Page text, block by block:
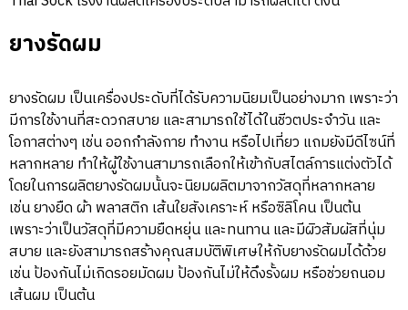
ยางรัดผม
ยางรัดผม เป็นเครื่องประดับที่ได้รับความนิยมเป็นอย่างมาก เพราะว่า
มีการใช้งานที่สะดวกสบาย และสามารถใช้ได้ในชีวตประจำวัน และ
โอกาสต่างๆ เช่น ออกกำลังกาย ทำงาน หรือไปเที่ยว แถมยังมีดีไซน์ที่
หลากหลาย ทำให้ผู้ใช้งานสามารถเลือกให้เข้ากับสไตล์การแต่งตัวได้
โดยในการผลิตยางรัดผมนั้นจะนิยมผลิตมาจากวัสดุที่หลากหลาย
เช่น ยางยืด ผ้า พลาสติก เส้นใยสังเคราะห์ หรือซิลิโคน เป็นต้น
เพราะว่าเป็นวัสดุที่มีความยืดหยุ่น และทนทาน และมีผิวสัมผัสที่นุ่ม
สบาย และยังสามารถสร้างคุณสมบัติพิเศษให้กับยางรัดผมได้ด้วย
เช่น ป้องกันไม่เกิดรอยมัดผม ป้องกันไม่ให้ดึงรั้งผม หรือช่วยถนอม
เส้นผม เป็นต้น